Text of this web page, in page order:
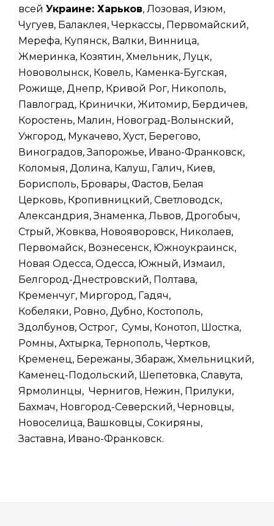
всей Украине: Харьков, Лозовая, Изюм,
Чугуев, Балаклея, Черкассы, Первомайский,
Мерефа, Купянск, Валки, Винница,
Жмеринка, Козятин, Хмельник, Луцк,
Нововолынск, Ковель, Каменка-Бугская,
Рожище, Днепр, Кривой Рог, Никополь,
Павлоград, Кринички, Житомир, Бердичев,
Коростень, Малин, Новоград-Волынский,
Ужгород, Мукачево, Хуст, Берегово,
Виноградов, Запорожье, Ивано-Франковск,
Коломыя, Долина, Калуш, Галич, Киев,
Борисполь, Бровары, Фастов, Белая
Церковь, Кропивницкий, Светловодск,
Александрия, Знаменка, Львов, Дрогобыч,
Стрый, Жовква, Новояворовск, Николаев,
Первомайск, Вознесенск, Южноукраинск,
Новая Одесса, Одесса, Южный, Измаил,
Белгород-Днестровский, Полтава,
Кременчуг, Миргород, Гадяч,
Кобеляки, Ровно, Дубно, Костополь,
Здолбунов, Острог, Сумы, Конотоп, Шостка,
Ромны, Ахтырка, Тернополь, Чертков,
Кременец, Бережаны, Збараж, Хмельницкий,
Каменец-Подольский, Шепетовка, Славута,
Ярмолинцы, Чернигов, Нежин, Прилуки,
Бахмач, Новгород-Северский, Черновцы,
Новоселица, Вашковцы, Сокиряны,
Заставна, Ивано-Франковск.